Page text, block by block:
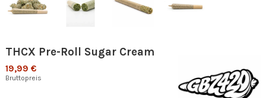
THCX Pre-Roll Sugar Cream
19,99 €
Bruttopreis